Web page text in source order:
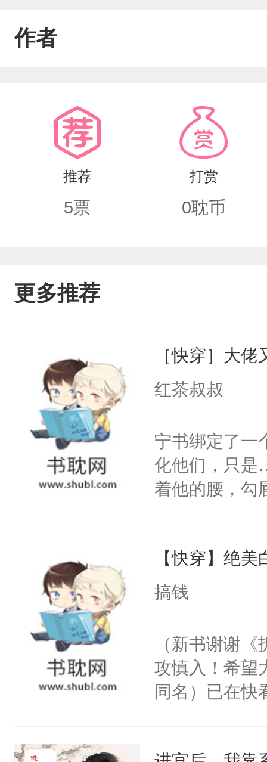
上了许轻承。第二次:庄简偷拿了许轻
扣松弛滑落，令人尴尬的姿势，瞬间
天就多一个新校规——不许两人一起上
作者
推荐
5票
打赏
0耽币
更多推荐
［快穿］大
红茶叔叔
宁书绑定了一
化他们，只是
着他的腰，勾
来，给老公
用力——为你
【快穿】绝
搞钱
（新书谢谢
攻慎入！希望
同名）已在快